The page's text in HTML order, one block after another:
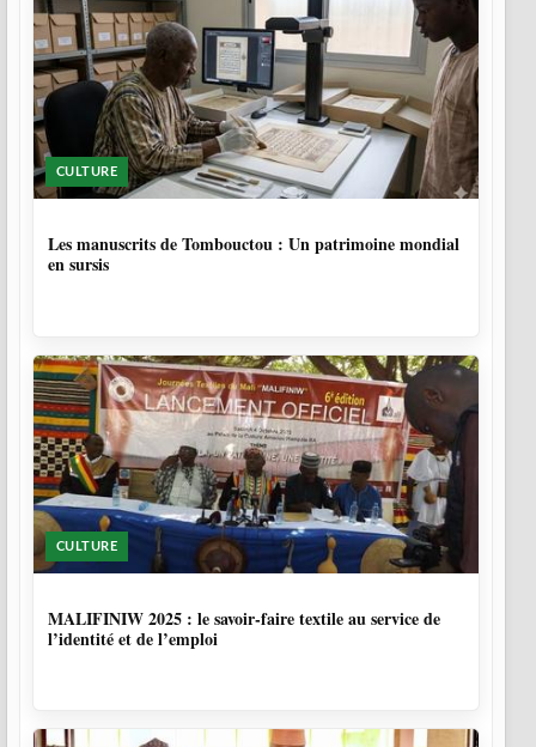
CULTURE
Les manuscrits de Tombouctou : Un patrimoine mondial
en sursis
CULTURE
MALIFINIW 2025 : le savoir-faire textile au service de
l’identité et de l’emploi